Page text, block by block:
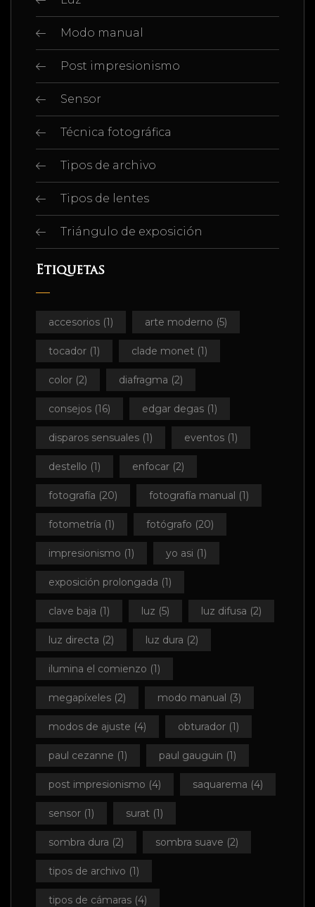
Modo manual
Post impresionismo
Sensor
Técnica fotográfica
Tipos de archivo
Tipos de lentes
Triángulo de exposición
Etiquetas
accesorios (1) arte moderno (5)
tocador (1) clade monet (1)
color (2) diafragma (2)
consejos (16) edgar degas (1)
disparos sensuales (1) eventos (1)
destello (1) enfocar (2)
fotografía (20) fotografía manual (1)
fotometría (1) fotógrafo (20)
impresionismo (1) yo asi (1)
exposición prolongada (1)
clave baja (1) luz (5) luz difusa (2)
luz directa (2) luz dura (2)
ilumina el comienzo (1)
megapíxeles (2) modo manual (3)
modos de ajuste (4) obturador (1)
paul cezanne (1) paul gauguin (1)
post impresionismo (4) saquarema (4)
sensor (1) surat (1)
sombra dura (2) sombra suave (2)
tipos de archivo (1)
tipos de cámaras (4)